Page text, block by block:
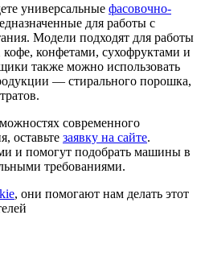
универсальные фасовочно-
для работы с
Модели подходят для работы
конфетами, сухофруктами и
также можно использовать
— стирального порошка,
современного
оставьте заявку на сайте.
и помогут подобрать машины в
требованиями.
, они помогают нам делать этот